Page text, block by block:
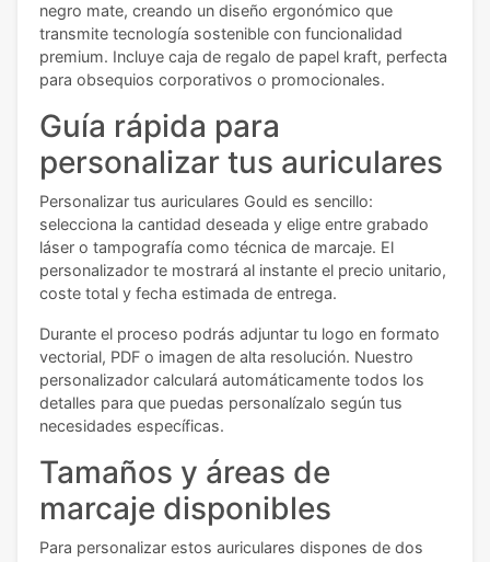
negro mate, creando un diseño ergonómico que
transmite tecnología sostenible con funcionalidad
premium. Incluye caja de regalo de papel kraft, perfecta
para obsequios corporativos o promocionales.
Guía rápida para
personalizar tus auriculares
Personalizar tus auriculares Gould es sencillo:
selecciona la cantidad deseada y elige entre grabado
láser o tampografía como técnica de marcaje. El
personalizador te mostrará al instante el precio unitario,
coste total y fecha estimada de entrega.
Durante el proceso podrás adjuntar tu logo en formato
vectorial, PDF o imagen de alta resolución. Nuestro
personalizador calculará automáticamente todos los
detalles para que puedas personalízalo según tus
necesidades específicas.
Tamaños y áreas de
marcaje disponibles
Para personalizar estos auriculares dispones de dos